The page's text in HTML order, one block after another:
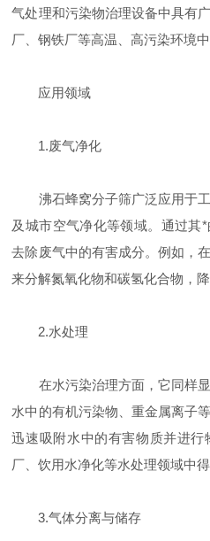
气处理和污染物治理设备中具有
厂、钢铁厂等高温、高污染环境中
应用领域
1.废气净化
沸石蜂窝分子筛广泛应用于工
及城市空气净化等领域。通过其
去除废气中的有害成分。例如，
来分解氮氧化物和碳氢化合物，
2.水处理
在水污染治理方面，它同样显
水中的有机污染物、重金属离子
迅速吸附水中的有害物质并进
厂、饮用水净化等水处理领域中得
3.气体分离与储存